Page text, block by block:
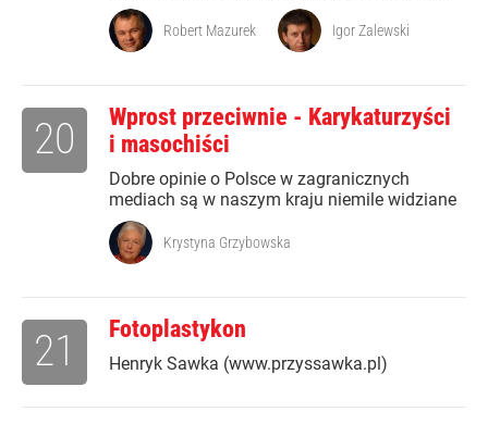
Robert Mazurek Igor Zalewski
Wprost przeciwnie - Karykaturzyści
i masochiści
Dobre opinie o Polsce w zagranicznych
mediach są w naszym kraju niemile widziane
20
Krystyna Grzybowska
Fotoplastykon
Henryk Sawka (www.przyssawka.pl)
21